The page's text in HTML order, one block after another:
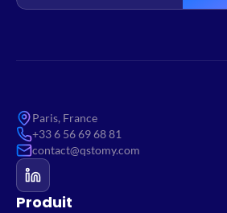
Paris, France
+33 6 56 69 68 81
contact@qstomy.com
Produit